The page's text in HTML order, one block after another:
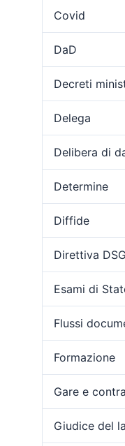
Covid
DaD
Decreti
Delega
Delibera di
Determine
Diffide
Direttiva
Esami di
Flussi
Formazione
Gare e
Giudice del